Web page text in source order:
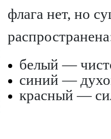
флага нет, но
белый —
синий —
красный —